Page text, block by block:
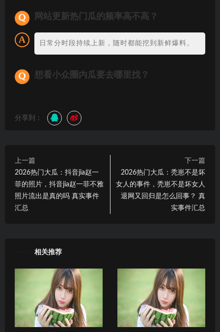
网站更新热门瓜的频率高不高？
日常分时段持续上新，随时都能挖到新鲜爆料。
想看小众圈内瓜要去哪里找？
分享到：
上一篇
2026热门大瓜：抖音jia赵一
菲的照片，抖音jia赵一菲不雅
照片流出是真的吗 真实事件
汇总
下一篇
2026热门大瓜：秃崽不是坏
女人的事件，秃崽不是坏女人
退网又回归是怎么回事？ 真
实事件汇总
相关推荐